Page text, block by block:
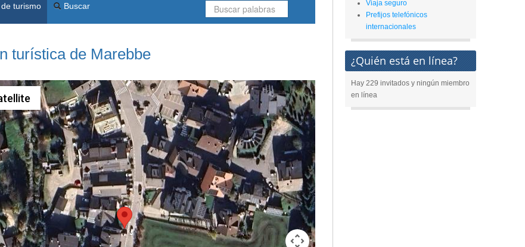
turismo Buscar
turística de Marebbe
Viaja seguro
Prefijos telefónicos
internacionales
¿Quién está en línea?
Hay 229 invitados y ningún miembro
en línea